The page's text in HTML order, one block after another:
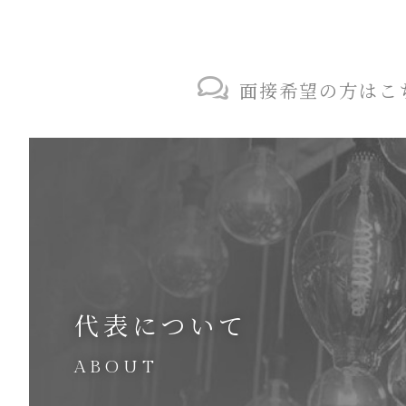
面接希望の方はこ
代表について
ABOUT